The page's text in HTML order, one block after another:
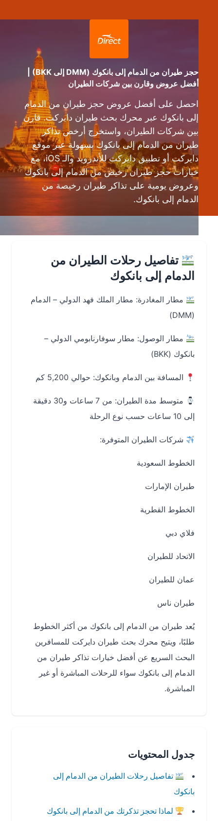
حجز طيران من الدمام إلى بانكوك (DMM إلى BKK) |
أفضل عروض وقارن بين شركات الطيران
احصل على أفضل عروض حجز طيران من الدمام
إلى بانكوك عبر محرك بحث طيران دايركت. قارن
بين شركات الطيران، واستخرج أرخص تذاكر
طيران من الدمام إلى بانكوك بسهولة عبر موقع
دايركت أو تطبيق دايركت للأندرويد والـ iOS، مع
خيارات حجز طيران رخيص من الدمام إلى بانكوك
وعروض يومية على تذاكر طيران رخيصة من
الدمام إلى بانكوك.
تفاصيل رحلات الطيران من
الدمام إلى بانكوك
مطار المغادرة: مطار الملك فهد الدولي – الدمام
مطار الوصول: مطار سوفارنابومي الدولي –
بانكوك (BKK)
المسافة بين الدمام وبانكوك: حوالي 5,200 كم
متوسط مدة الطيران: من 7 ساعات و30 دقيقة
شركات الطيران المتوفرة:
الخطوط السعودية
طيران الإمارات
الخطوط القطرية
فلاي دبي
الاتحاد للطيران
عمان للطيران
طيران ناس
يُعد طيران من الدمام إلى بانكوك من أكثر الخطوط
طلبًا، ويتيح محرك بحث طيران دايركت للمسافرين
البحث السريع عن أفضل خيارات تذاكر طيران من
الدمام إلى بانكوك سواء للرحلات المباشرة أو غير
المباشرة.
جدول المحتويات
تفاصيل رحلات الطيران من الدمام إلى
بانكوك
لماذا تحجز تذكرتك من الدمام إلى بانكوك